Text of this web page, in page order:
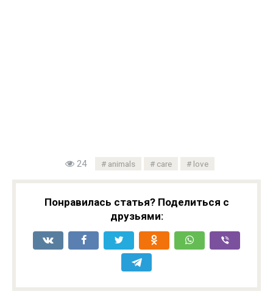
24 animals care love
Понравилась статья? Поделиться с
друзьями: